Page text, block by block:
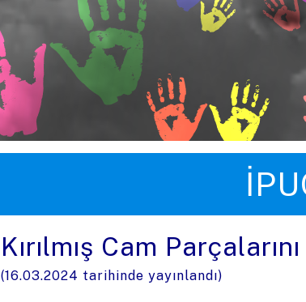
Kırılmış Cam
(16.03.2024 tarihinde yayınlandı)